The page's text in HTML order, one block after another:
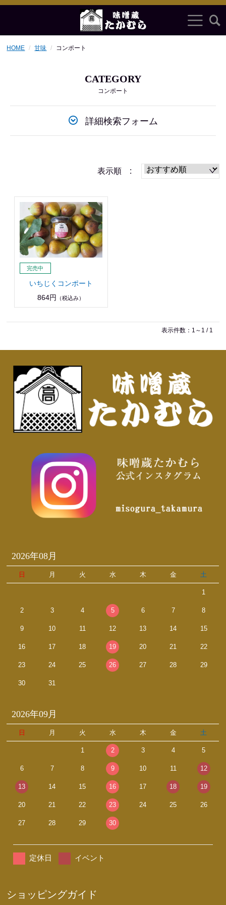
HOME 甘味 コンポート
CATEGORY
コンポート
詳細検索フォーム
表示順 :
いちじくコンポート
864円
（税込み）
表示件数：1～1 / 1
2026年08月
日 月 火 水 木 金 土
1
2 3 4 5 6 7 8
9 10 11 12 13 14 15
16 17 18 19 20 21 22
23 24 25 26 27 28 29
30 31
2026年09月
日 月 火 水 木 金 土
1 2 3 4 5
6 7 8 9 10 11 12
13 14 15 16 17 18 19
20 21 22 23 24 25 26
27 28 29 30
定休日 イベント
ショッピングガイド